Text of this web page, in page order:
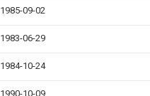
1985-09-02
1983-06-29
1984-10-24
1990-10-09